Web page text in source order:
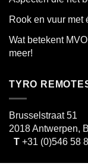
Rook en vuur met
Wat betekent
meer!
TYRO
Brusselstraat 51
2018 Antwerpen,
T +31 (0)546 58